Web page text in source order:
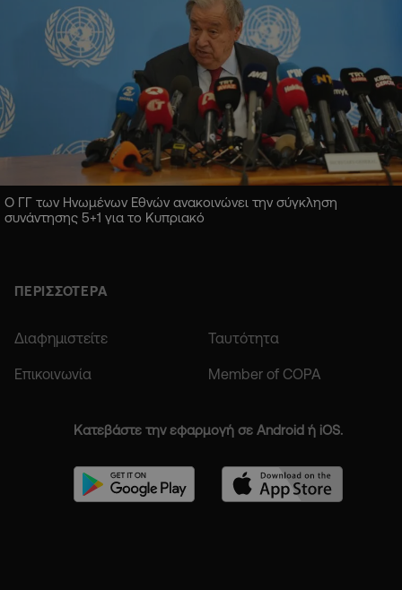
Ο ΓΓ των Ηνωμένων Εθνών ανακοινώνει την σύγκληση
συνάντησης 5+1 για το Κυπριακό
ΠΕΡΙΣΣΟΤΕΡΑ
Διαφημιστείτε Ταυτότητα
Επικοινωνία Member of COPA
Κατεβάστε την εφαρμογή σε Android ή iOS.